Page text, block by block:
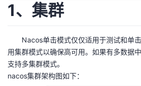
发
者
1、集群
Nacos单击模式仅仅适用于测试和单击
用集群模式以确保高可用。如果有多数据
支持多集群模式。
nacos集群架构图如下：